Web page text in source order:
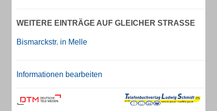
WEITERE EINTRÄGE AUF GLEICHER STRASSE
Bismarckstr. in Melle
Informationen bearbeiten